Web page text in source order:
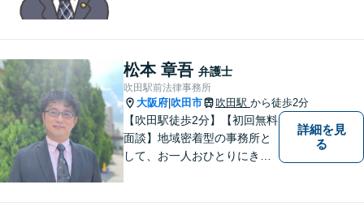
様、まずはお気軽にご連絡く
ださい。初回面談予約受付中
松本 章吾 弁護士
吹田駅前法律事務所
大阪府 吹田市 吹田駅 から徒歩2分
【吹田駅徒歩2分】【初回無料
面談】地域密着型の事務所と
して、お一人おひとりにきめ
詳細を見
る